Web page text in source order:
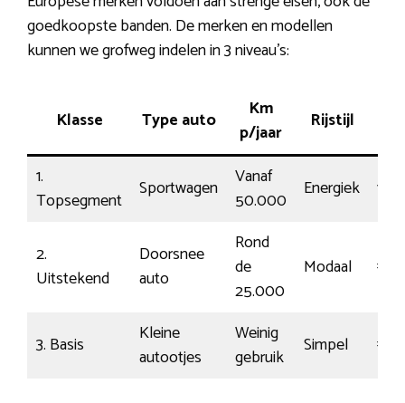
goedkoopste banden. De merken en modellen
kunnen we grofweg indelen in 3 niveau’s:
Klasse Type auto
Km
p/jaar
Rijstijl
1.
Topsegment
Sportwagen
Vanaf
50.000
Energiek 196
2.
Uitstekend
Doorsnee
auto
Rond
de
25.000
Modaal €114
3. Basis
Kleine
autootjes
Weinig
gebruik
Simpel €60